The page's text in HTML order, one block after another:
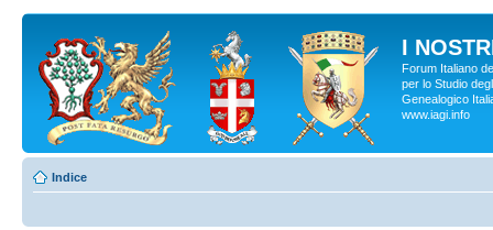
I
Forum Italiano
per lo Studio
Genealogico
www.iagi.info
Indice